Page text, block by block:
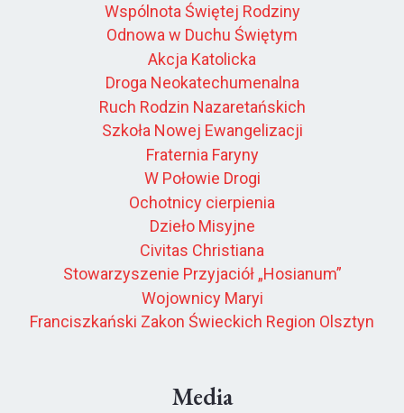
Wspólnota Świętej Rodziny
Odnowa w Duchu Świętym
Akcja Katolicka
Droga Neokatechumenalna
Ruch Rodzin Nazaretańskich
Szkoła Nowej Ewangelizacji
Fraternia Faryny
W Połowie Drogi
Ochotnicy cierpienia
Dzieło Misyjne
Civitas Christiana
Stowarzyszenie Przyjaciół „Hosianum”
Wojownicy Maryi
Franciszkański Zakon Świeckich Region Olsztyn
Media